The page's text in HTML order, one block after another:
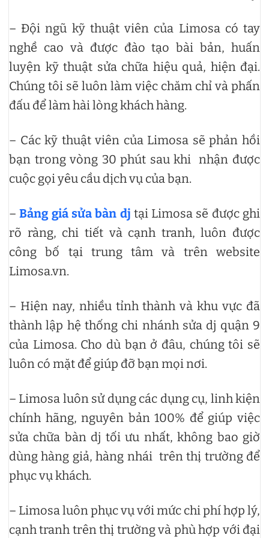
– Đội ngũ kỹ thuật viên của Limosa có tay
nghề cao và được đào tạo bài bản, huấn
luyện kỹ thuật sửa chữa hiệu quả, hiện đại.
Chúng tôi sẽ luôn làm việc chăm chỉ và phấn
đấu để làm hài lòng khách hàng.
– Các kỹ thuật viên của Limosa sẽ phản hồi
bạn trong vòng 30 phút sau khi nhận được
cuộc gọi yêu cầu dịch vụ của bạn.
–Bảng giá sửa bàn dj tại Limosa sẽ được ghi
rõ ràng, chi tiết và cạnh tranh, luôn được
công bố tại trung tâm và trên website
Limosa.vn.
– Hiện nay, nhiều tỉnh thành và khu vực đã
thành lập hệ thống chi nhánh sửa dj quận 9
của Limosa. Cho dù bạn ở đâu, chúng tôi sẽ
luôn có mặt để giúp đỡ bạn mọi nơi.
– Limosa luôn sử dụng các dụng cụ, linh kiện
chính hãng, nguyên bản 100% để giúp việc
sửa chữa bàn dj tối ưu nhất, không bao giờ
dùng hàng giả, hàng nhái trên thị trường để
phục vụ khách.
– Limosa luôn phục vụ với mức chi phí hợp lý,
cạnh tranh trên thị trường và phù hợp với đại